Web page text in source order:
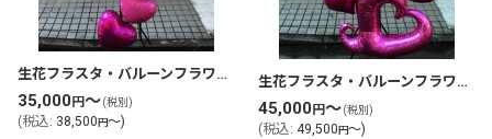
生花フラスタ・バルーンフラワースタンド花(tlb-fbs03)
35,000円～(税別)
(税込: 38,500円～)
生花フラスタ・バルーンフラワースタンド花(tlb-fbs12)
45,000円～(税別)
(税込: 49,500円～)